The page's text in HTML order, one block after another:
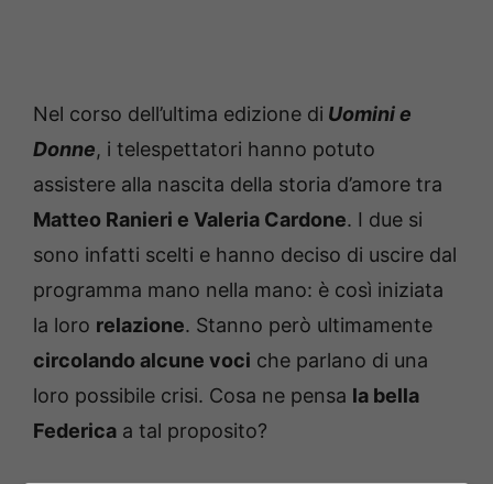
Nel corso dell’ultima edizione di Uomini e
Donne, i telespettatori hanno potuto
assistere alla nascita della storia d’amore tra
Matteo Ranieri e Valeria Cardone. I due si
sono infatti scelti e hanno deciso di uscire dal
programma mano nella mano: è così iniziata
la loro relazione. Stanno però ultimamente
circolando alcune voci che parlano di una
loro possibile crisi. Cosa ne pensa la bella
Federica a tal proposito?